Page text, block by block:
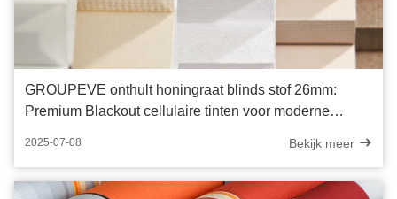
GROUPEVE onthult honingraat blinds stof 26mm:
Premium Blackout cellulaire tinten voor moderne
2025-07-08 Bekijk meer